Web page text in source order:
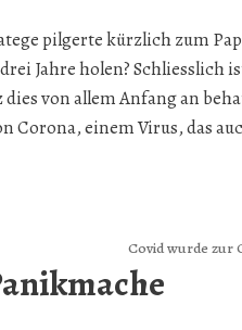
pilgerte kürzlich zum
Jahre holen? Schliesslich
von allem Anfang an
Corona, einem Virus, das
Covid wurde zur